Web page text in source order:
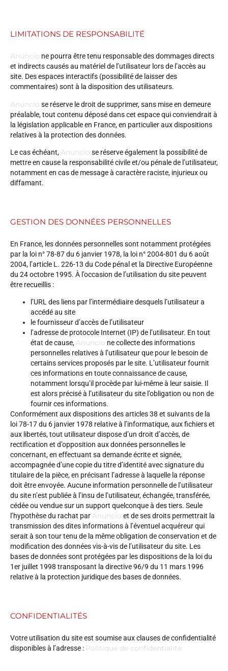
LIMITATIONS DE RESPONSABILITÉ
Anuncio ne pourra être tenu responsable des dommages directs
et indirects causés au matériel de l’utilisateur lors de l’accès au
site. Des espaces interactifs (possibilité de laisser des
commentaires) sont à la disposition des utilisateurs.
Anuncio se réserve le droit de supprimer, sans mise en demeure
préalable, tout contenu déposé dans cet espace qui conviendrait à
la législation applicable en France, en particulier aux dispositions
relatives à la protection des données.
Le cas échéant,Anuncio se réserve également la possibilité de
mettre en cause la responsabilité civile et/ou pénale de l’utilisateur,
notamment en cas de message à caractère raciste, injurieux ou
diffamant.
GESTION DES DONNÉES PERSONNELLES
En France, les données personnelles sont notamment protégées
par la loi n° 78-87 du 6 janvier 1978, la loi n° 2004-801 du 6 août
2004, l’article L. 226-13 du Code pénal et la Directive Européenne
du 24 octobre 1995. À l’occasion de l’utilisation du site peuvent
être recueillis :
l’URL des liens par l’intermédiaire desquels l’utilisateur a
accédé au site
le fournisseur d’accès de l’utilisateur
l’adresse de protocole Internet (IP) de l’utilisateur. En tout
état de cause,Anuncio ne collecte des informations
personnelles relatives à l’utilisateur que pour le besoin de
certains services proposés par le site. L’utilisateur fournit
ces informations en toute connaissance de cause,
notamment lorsqu’il procède par lui-même à leur saisie. Il
est alors précisé à l’utilisateur du site l’obligation ou non de
fournir ces informations.
Conformément aux dispositions des articles 38 et suivants de la
loi 78-17 du 6 janvier 1978 relative à l’informatique, aux fichiers et
aux libertés, tout utilisateur dispose d’un droit d’accès, de
rectification et d’opposition aux données personnelles le
concernant, en effectuant sa demande écrite et signée,
accompagnée d’une copie du titre d’identité avec signature du
titulaire de la pièce, en précisant l’adresse à laquelle la réponse
doit être envoyée. Aucune information personnelle de l’utilisateur
du site n’est publiée à l’insu de l’utilisateur, échangée, transférée,
cédée ou vendue sur un support quelconque à des tiers. Seule
l’hypothèse du rachat parAnuncio et de ses droits permettrait la
transmission des dites informations à l’éventuel acquéreur qui
serait à son tour tenu de la même obligation de conservation et de
modification des données vis-à-vis de l’utilisateur du site. Les
bases de données sont protégées par les dispositions de la loi du
1er juillet 1998 transposant la directive 96/9 du 11 mars 1996
relative à la protection juridique des bases de données.
CONFIDENTIALITÉS
Votre utilisation du site est soumise aux clauses de confidentialité
disponibles à l’adresse : Politique de confidentialité